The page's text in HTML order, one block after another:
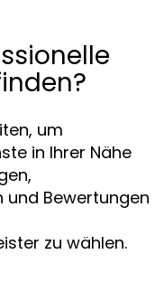
um
in Ihrer Nähe
und Bewertungen
zu wählen.